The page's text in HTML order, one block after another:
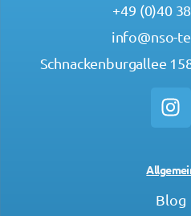
+49 (0)40
info@nso-
Schnackenburgallee
Blog